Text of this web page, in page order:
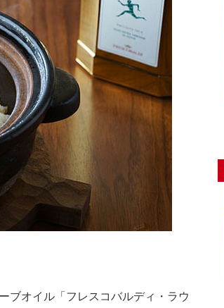
ブオイル「フレスコバルディ・ラウ